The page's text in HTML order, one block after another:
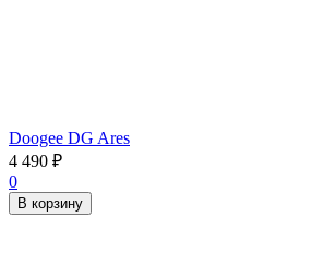
Doogee DG Ares
4 490 ₽
0
В корзину